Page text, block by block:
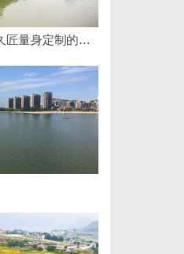
温婉灵动，一眼万年！久匠量身定制的眉眼唇，才是你整张脸的点睛之笔！淡颜系女生的气质加分项